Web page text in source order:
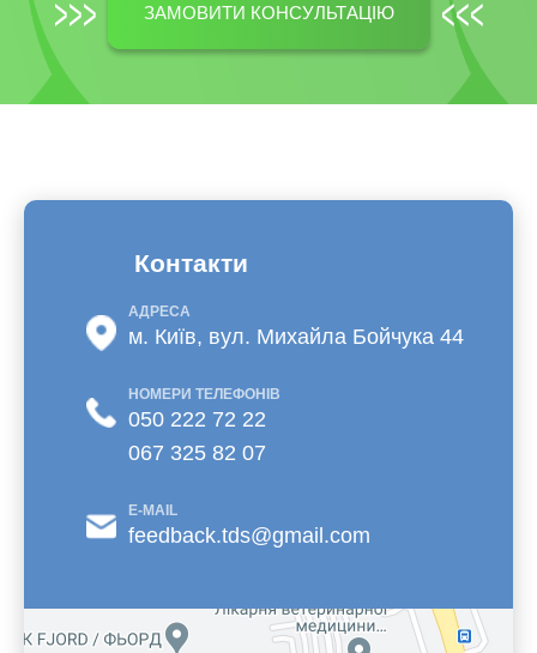
ЗАМОВИТИ КОНСУЛЬТАЦІЮ
Контакти
АДРЕСА
м. Київ, вул. Михайла Бойчука 44
НОМЕРИ ТЕЛЕФОНІВ
050 222 72 22
067 325 82 07
E-MAIL
feedback.tds@gmail.com